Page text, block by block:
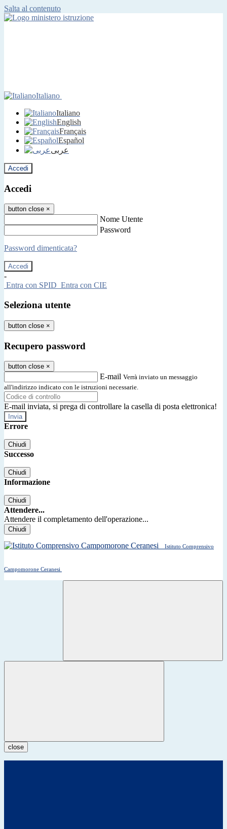
Salta al contenuto
Italiano
Italiano
English
Français
Español
عربى
Accedi
Accedi
button close ×
Nome Utente
Password
Password dimenticata?
-
Entra con SPID Entra con CIE
Seleziona utente
button close ×
Recupero password
button close ×
E-mail Verrà inviato un messaggio
all'indirizzo indicato con le istruzioni necessarie.
E-mail inviata, si prega di controllare la casella di posta elettronica!
Errore
Chiudi
Successo
Chiudi
Informazione
Chiudi
Attendere...
Attendere il completamento dell'operazione...
Chiudi
Istituto Comprensivo
Campomorone Ceranesi
close